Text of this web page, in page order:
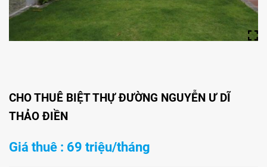
CHO THUÊ BIỆT THỰ ĐƯỜNG NGUYỄN Ư DĨ
THẢO ĐIỀN
Giá thuê : 69 triệu/tháng